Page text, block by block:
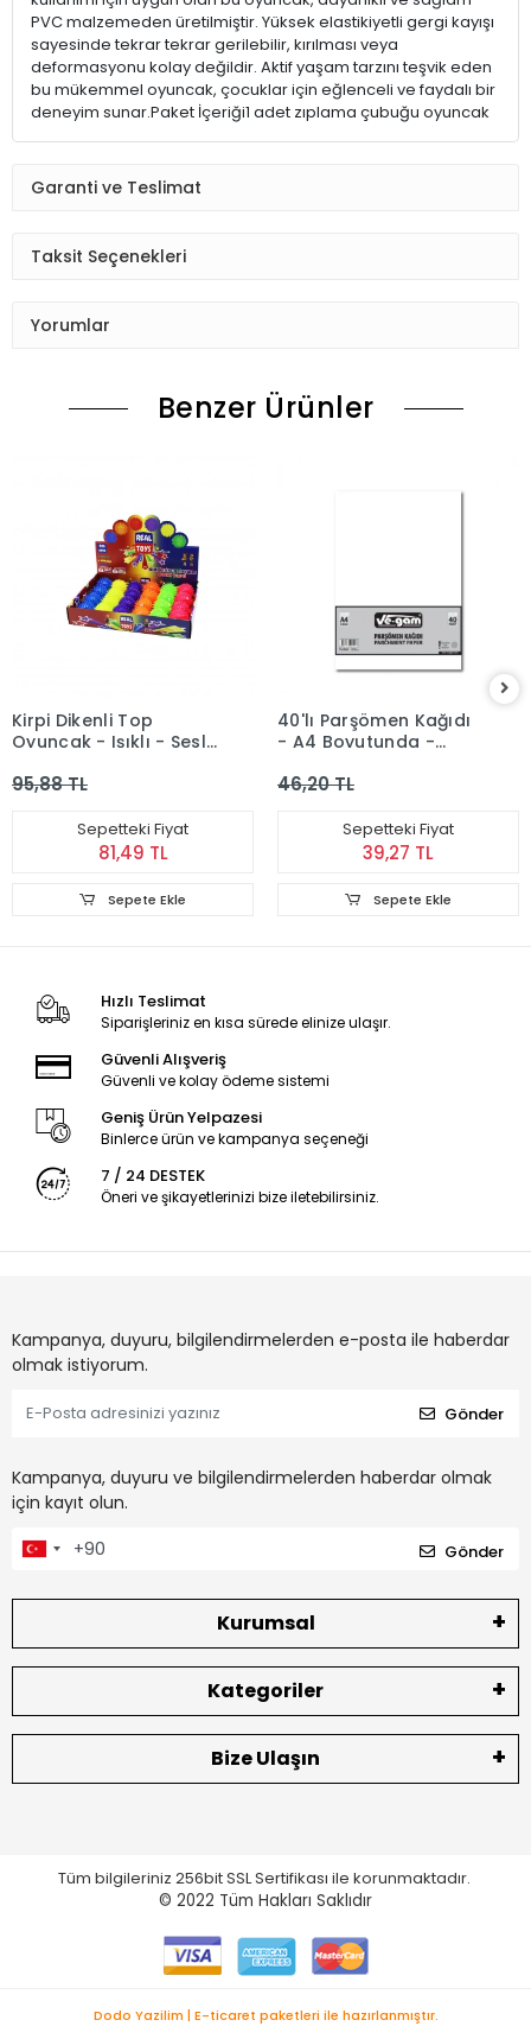
PVC malzemeden üretilmiştir. Yüksek elastikiyetli gergi kayışı
sayesinde tekrar tekrar gerilebilir, kırılması veya
deformasyonu kolay değildir. Aktif yaşam tarzını teşvik eden
bu mükemmel oyuncak, çocuklar için eğlenceli ve faydalı bir
deneyim sunar.Paket İçeriği1 adet zıplama çubuğu oyuncak
Garanti ve Teslimat
Taksit Seçenekleri
Yorumlar
Benzer Ürünler
Kirpi Dikenli Top
Oyuncak - Işıklı - Sesli
95,88 TL
Sepetteki Fiyat
81,49 TL
Sepete Ekle
40'lı Parşömen Kağıdı
- A4 Boyutunda -
46,20 TL
Sepetteki Fiyat
39,27 TL
Sepete Ekle
Hızlı Teslimat
Siparişleriniz en kısa sürede elinize ulaşır.
Güvenli Alışveriş
Güvenli ve kolay ödeme sistemi
Geniş Ürün Yelpazesi
Binlerce ürün ve kampanya seçeneği
7 / 24 DESTEK
Öneri ve şikayetlerinizi bize iletebilirsiniz.
Kampanya, duyuru, bilgilendirmelerden e-posta ile haberdar
olmak istiyorum.
Gönder
Kampanya, duyuru ve bilgilendirmelerden haberdar olmak
için kayıt olun.
Gönder
Kurumsal
Kategoriler
Bize Ulaşın
Tüm bilgileriniz 256bit SSL Sertifikası ile korunmaktadır.
© 2022 Tüm Hakları Saklıdır
Dodo Yazilim | E-ticaret paketleri ile hazırlanmıştır.